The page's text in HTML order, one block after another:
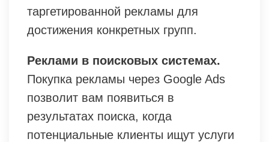
таргетированной рекламы для
достижения конкретных групп.
Реклами в поисковых системах.
Покупка рекламы через Google Ads
позволит вам появиться в
результатах поиска, когда
потенциальные клиенты ищут услуги